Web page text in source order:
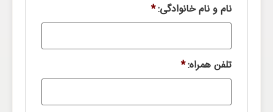
نام و نام خانوادگی:*
تلفن همراه:*